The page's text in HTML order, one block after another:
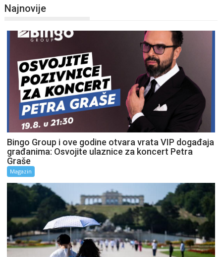
Najnovije
Bingo Group i ove godine otvara vrata VIP događaja
građanima: Osvojite ulaznice za koncert Petra
Graše
Magazin